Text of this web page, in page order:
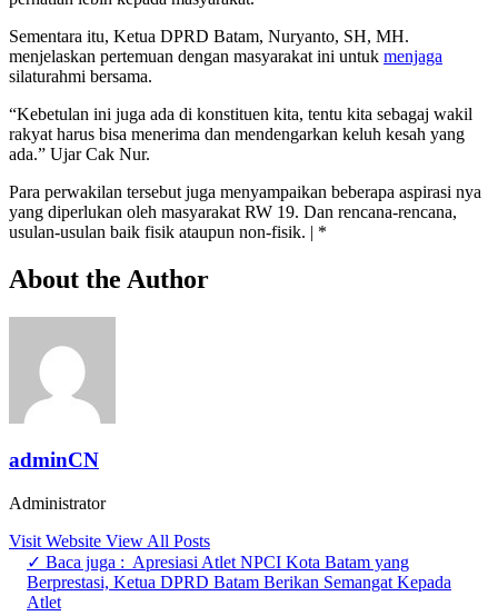
Sementara itu, Ketua DPRD Batam, Nuryanto, SH, MH.
menjelaskan pertemuan dengan masyarakat ini untuk menjaga
silaturahmi bersama.
“Kebetulan ini juga ada di konstituen kita, tentu kita sebagaj wakil
rakyat harus bisa menerima dan mendengarkan keluh kesah yang
ada.” Ujar Cak Nur.
Para perwakilan tersebut juga menyampaikan beberapa aspirasi nya
yang diperlukan oleh masyarakat RW 19. Dan rencana-rencana,
usulan-usulan baik fisik ataupun non-fisik. | *
About the Author
adminCN
Administrator
Visit Website View All Posts
✓ Baca juga : Apresiasi Atlet NPCI Kota Batam yang
Berprestasi, Ketua DPRD Batam Berikan Semangat Kepada
Atlet